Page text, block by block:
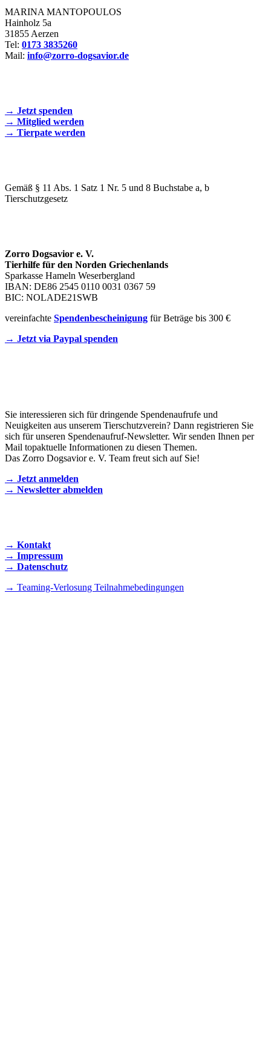
MARINA MANTOPOULOS
Hainholz 5a
31855 Aerzen
Tel: 0173 3835260
Mail: info@zorro-dogsavior.de
→ Jetzt spenden
→ Mitglied werden
→ Tierpate werden
Gemäß § 11 Abs. 1 Satz 1 Nr. 5 und 8 Buchstabe a, b
Tierschutzgesetz
Zorro Dogsavior e. V.
Tierhilfe für den Norden Griechenlands
Sparkasse Hameln Weserbergland
IBAN: DE86 2545 0110 0031 0367 59
BIC: NOLADE21SWB
vereinfachte Spendenbescheinigung für Beträge bis 300 €
→ Jetzt via Paypal spenden
Sie interessieren sich für dringende Spendenaufrufe und
Neuigkeiten aus unserem Tierschutzverein? Dann registrieren Sie
sich für unseren Spendenaufruf-Newsletter. Wir senden Ihnen per
Mail topaktuelle Informationen zu diesen Themen.
Das Zorro Dogsavior e. V. Team freut sich auf Sie!
→ Jetzt anmelden
→ Newsletter abmelden
→ Kontakt
→ Impressum
→ Datenschutz
→ Teaming-Verlosung Teilnahmebedingungen